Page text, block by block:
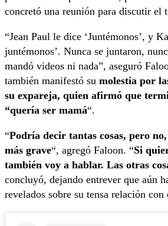
concretó una reunión para discutir el
“Jean Paul le dice ‘Juntémonos’, y
juntémonos’. Nunca se juntaron,
mandó videos ni nada”, aseguró
también manifestó su molestia por
su expareja, quien afirmó que
“quería ser mamá“.
“Podría decir tantas cosas, pero
más grave“, agregó Faloon. “Si
también voy a hablar. Las otras
concluyó, dejando entrever que aún
revelados sobre su tensa relación con